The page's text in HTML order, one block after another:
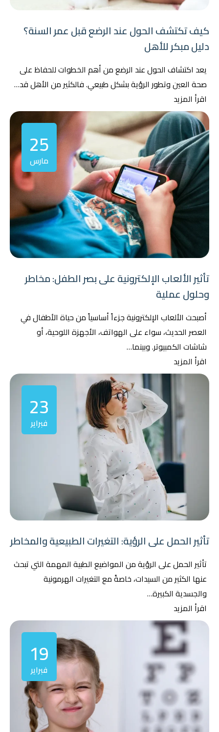
كيف تكتشف الحول عند الرضع قبل عمر السنة؟
دليل مبكر للأهل
يعد اكتشاف الحول عند الرضع من أهم الخطوات للحفاظ على
صحة العين وتطور الرؤية بشكل طبيعي. فالكثير من الأهل قد…
اقرأ المزيد
25
مارس
تأثير الألعاب الإلكترونية على بصر الطفل: مخاطر
وحلول عملية
أصبحت الألعاب الإلكترونية جزءاً أساسياً من حياة الأطفال في
العصر الحديث، سواء على الهواتف، الأجهزة اللوحية، أو
شاشات الكمبيوتر. وبينما…
اقرأ المزيد
23
فبراير
تأثير الحمل على الرؤية: التغيرات الطبيعية والمخاطر
تأثير الحمل على الرؤية من المواضيع الطبية المهمة التي تبحث
عنها الكثير من السيدات، خاصةً مع التغيرات الهرمونية
والجسدية الكبيرة…
اقرأ المزيد
19
فبراير